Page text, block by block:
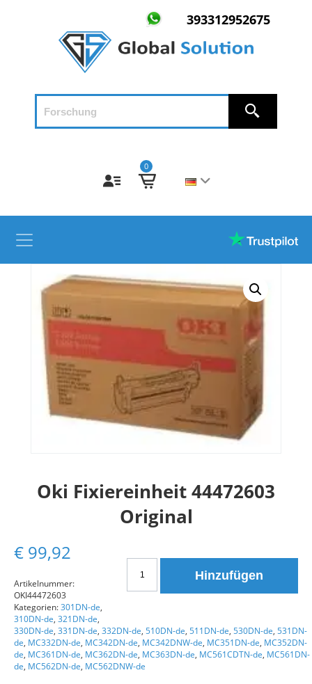
393312952675
0
Oki Fixiereinheit 44472603
Original
€ 99,92
Fixiereinheit
44472603
Menge
Hinzufügen
Artikelnummer:
OKI44472603
Kategorien:301DN-de,
310DN-de, 321DN-de,
330DN-de, 331DN-de, 332DN-de, 510DN-de, 511DN-de, 530DN-de, 531DN-
de, MC332DN-de, MC342DN-de, MC342DNW-de, MC351DN-de, MC352DN-
de, MC361DN-de, MC362DN-de, MC363DN-de, MC561CDTN-de, MC561DN-
de, MC562DN-de, MC562DNW-de